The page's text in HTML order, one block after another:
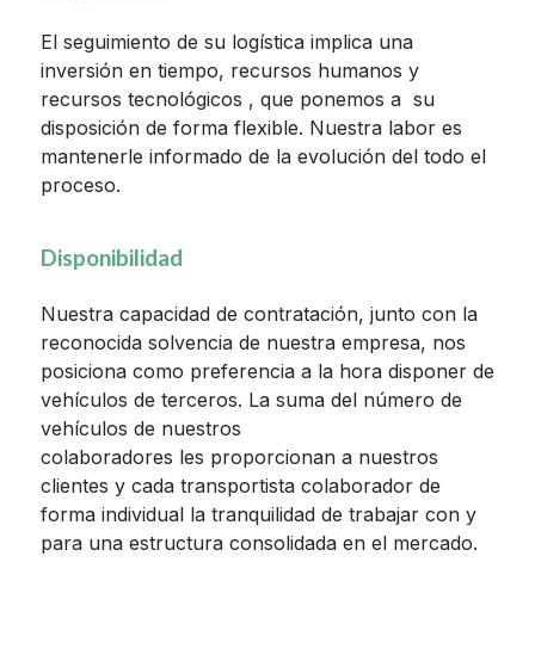
El seguimiento de su logística implica una
inversión en tiempo, recursos humanos y
recursos tecnológicos , que ponemos a su
disposición de forma flexible. Nuestra labor es
mantenerle informado de la evolución del todo el
proceso.
Disponibilidad
Nuestra capacidad de contratación, junto con la
reconocida solvencia de nuestra empresa, nos
posiciona como preferencia a la hora disponer de
vehículos de terceros. La suma del número de
vehículos de nuestros
colaboradores les proporcionan a nuestros
clientes y cada transportista colaborador de
forma individual la tranquilidad de trabajar con y
para una estructura consolidada en el mercado.